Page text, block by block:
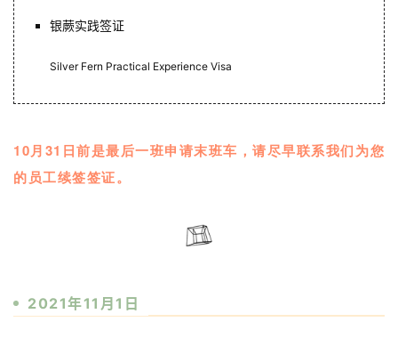
银蕨实践签证
Silver Fern Practical Experience Visa
10月31日前是最后一班申请末班车，请尽早联系我们为您
的员工续签签证。
2021年11月1日